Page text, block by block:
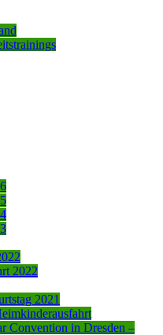
2022
2021
Convention in Dresden –